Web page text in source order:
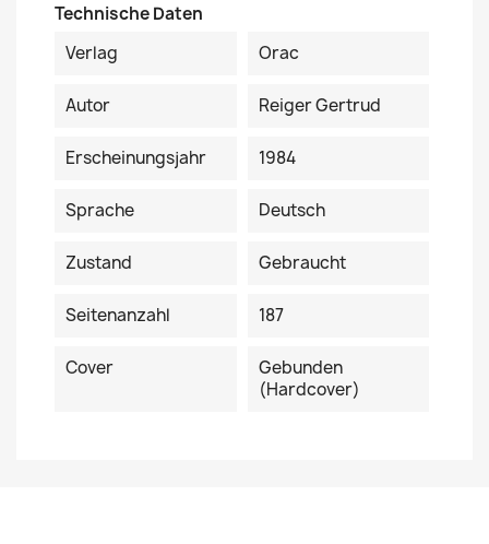
Technische Daten
Verlag
Orac
Autor Reiger Gertrud
Erscheinungsjahr 1984
Sprache Deutsch
Zustand Gebraucht
Seitenanzahl 187
Cover
Gebunden
(Hardcover)